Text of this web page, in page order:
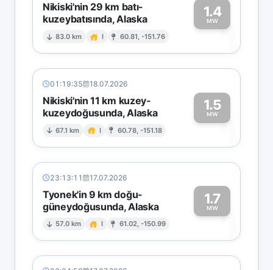
Nikiski'nin 29 km batı-
kuzeybatısında, Alaska
83.0 km I 60.81, -151.76
1.4
MW1
01:19:35 18.07.2026
Nikiski'nin 11 km kuzey-
kuzeydoğusunda, Alaska
67.1 km I 60.78, -151.18
1.5
MW1
23:13:11 17.07.2026
Tyonek'in 9 km doğu-
güneydoğusunda, Alaska
57.0 km I 61.02, -150.99
1.7
MW1